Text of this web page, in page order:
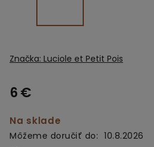
Značka: Luciole et Petit Pois
6 €
Na sklade
Môžeme doručiť do: 10.8.2026